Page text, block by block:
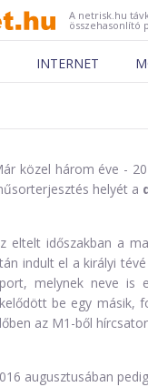
A netrisk.hu
összehasonlító
INTERNET
közel három éve -
helyét a
eltelt időszakban a
indult el a királyi
melynek neve is
be egy másik,
az M1-ből
augusztusában